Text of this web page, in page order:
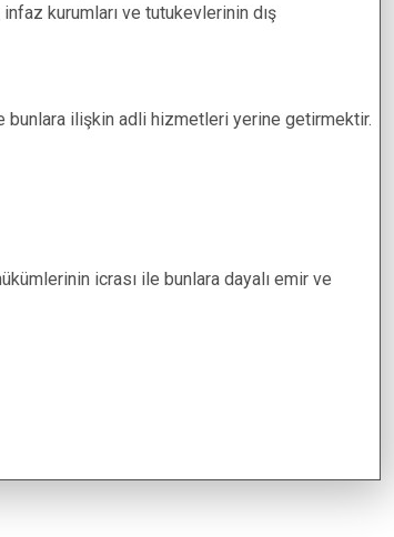
Kurtalan
kurumları ve tutukevlerinin dış
ilişkin adli hizmetleri yerine getirmektir.
icrası ile bunlara dayalı emir ve